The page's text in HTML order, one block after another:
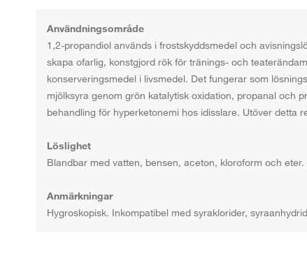
Användningsområde
1,2-propandiol används i frostskyddsmedel och
skapa ofarlig, konstgjord rök för tränings- och
konserveringsmedel i livsmedel. Det fungerar som
mjölksyra genom grön katalytisk oxidation, propanal och
behandling för hyperketonemi hos idisslare. Utöver detta
Löslighet
Blandbar med vatten, bensen, aceton, kloroform och
Anmärkningar
Hygroskopisk. Inkompatibel med syraklorider,